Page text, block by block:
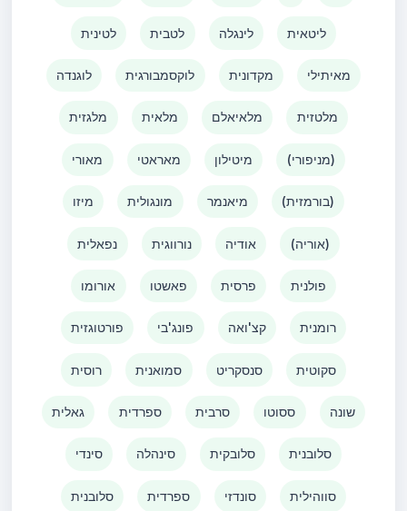
לטינית לטבית לינגלה ליטאית
לוגנדה לוקסמבורגית מקדונית מאיתילי
מלגזית מלאית מלאיאלם מלטזית
מאורי מאראטי מיטילון (מניפורי)
מיזו מונגולית מיאנמר (בורמזית)
נפאלית נורווגית אודיה (אוריה)
אורומו פאשטו פרסית פולנית
פורטוגזית פונג'בי קצ'ואה רומנית
רוסית סמואנית סנסקריט סקוטית
גאלית ספרדית סרבית ססוטו שונה
סינדי סינהלה סלובקית סלובנית
סלובנית ספרדית סונדזי סווהילית